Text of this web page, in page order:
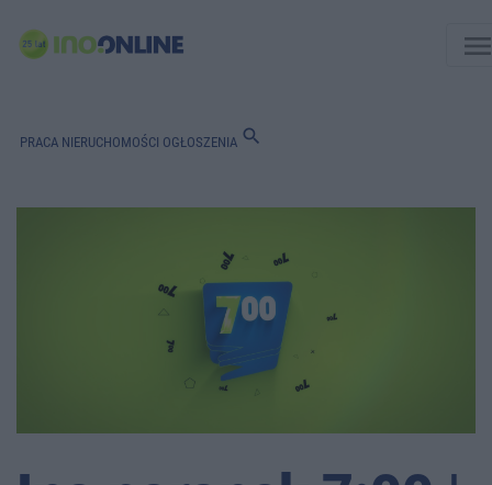
PRACA NIERUCHOMOŚCI OGŁOSZENIA search